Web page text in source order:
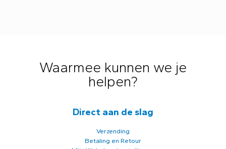
Waarmee kunnen we je
helpen?
Direct aan de slag
Verzending
Betaling en Retour